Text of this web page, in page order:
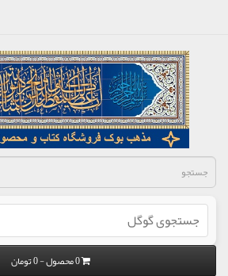
0 محصول - 0 تومان